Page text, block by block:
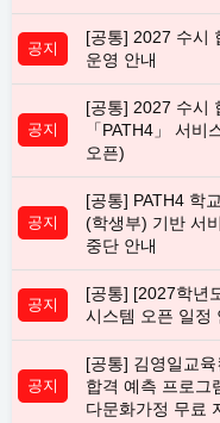
공지
[공통] 2027 수시
운영 안내
공지
[공통] 2027 수시
「PATH4」 서
오픈)
공지
[공통] PATH4 학
(학생부) 기반 서
중단 안내
공지
[공통] [2027학년
시스템 오픈 일정
공지
[공통] 김영일교육
합격 예측 프로그
다문화가정 무료